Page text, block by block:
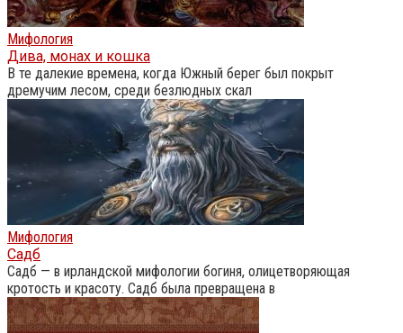
Мифология
Дива, монах и кошка
В те далекие времена, когда Южный берег был покрыт
дремучим лесом, среди безлюдных скал
Мифология
Садб
Садб — в ирландской мифологии богиня, олицетворяющая
кротость и красоту. Садб была превращена в